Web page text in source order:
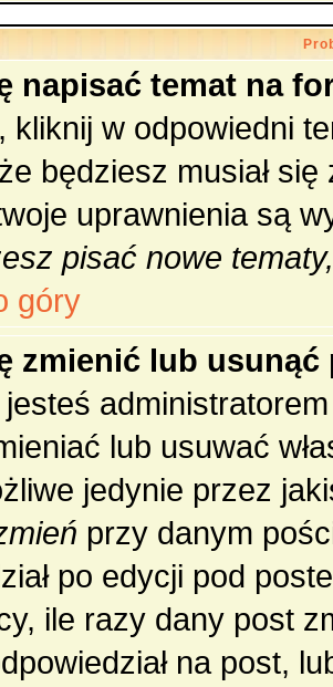
napisać temat na
kliknij w odpowiedni
będziesz musiał
uprawnienia są
pisać nowe
góry
zmienić lub usunąć
lub usuwać
jedynie przez
przy danym
po edycji pod
ile razy dany post
na post,